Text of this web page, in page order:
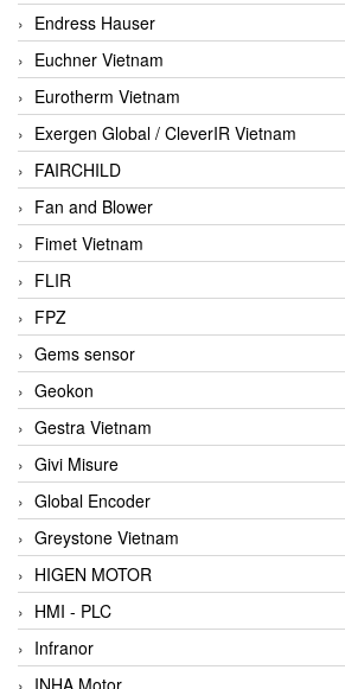
Endress Hauser
Euchner Vietnam
Eurotherm Vietnam
Exergen Global / CleverIR Vietnam
FAIRCHILD
Fan and Blower
Fimet Vietnam
FLIR
FPZ
Gems sensor
Geokon
Gestra Vietnam
Givi Misure
Global Encoder
Greystone Vietnam
HIGEN MOTOR
HMI - PLC
Infranor